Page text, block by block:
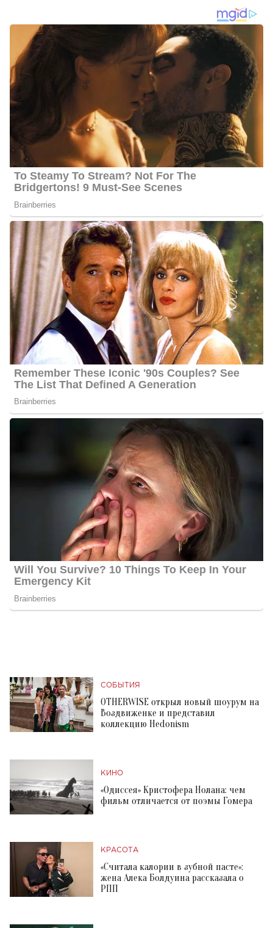
СОБЫТИЯ
OTHERWISE открыл новый шоурум на
Воздвиженке и представил
коллекцию Hedonism
КИНО
«Одиссея» Кристофера Нолана: чем
фильм отличается от поэмы Гомера
КРАСОТА
«Считала калории в зубной пасте»:
жена Алека Болдуина рассказала о
РПП